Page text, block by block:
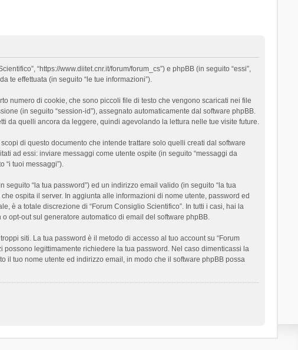
“https://www.diitet.cnr.it/forum/forum_cs”) e phpBB (in seguito “essi”,
te effettuata (in seguito “le tue informazioni”).
numero di cookie, che sono piccoli file di testo che vengono scaricati nei file
(in seguito “session-id”), assegnato automaticamente dal software phpBB.
da quelli ancora da leggere, quindi agevolando la lettura nelle tue visite future.
di questo documento che intende trattare solo quelli creati dal software
ad essi: inviare messaggi come utente ospite (in seguito “messaggi da
“i tuoi messaggi”).
“la tua password”) ed un indirizzo email valido (in seguito “la tua
ospita il server. In aggiunta alle informazioni di nome utente, password ed
è a totale discrezione di “Forum Consiglio Scientifico”. In tutti i casi, hai la
opt-out sul generatore automatico di email del software phpBB.
siti. La tua password è il metodo di accesso al tuo account su “Forum
legittimamente richiedere la tua password. Nel caso dimenticassi la
il tuo nome utente ed indirizzo email, in modo che il software phpBB possa